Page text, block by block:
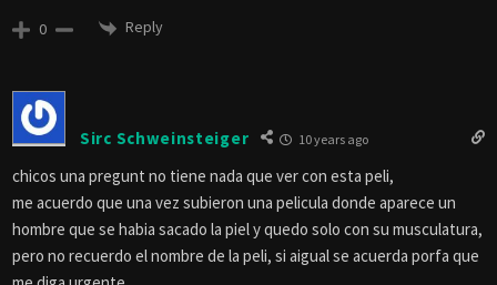
0 Reply
Sirc Schweinsteiger 10 years ago
chicos una pregunt no tiene nada que ver con esta peli,
me acuerdo que una vez subieron una pelicula donde aparece un
hombre que se habia sacado la piel y quedo solo con su musculatura,
pero no recuerdo el nombre de la peli, si aigual se acuerda porfa que